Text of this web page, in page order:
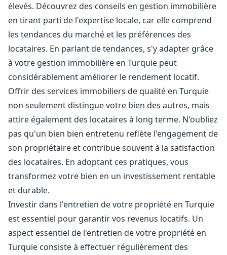
élevés. Découvrez des conseils en gestion immobilière
en tirant parti de l'expertise locale, car elle comprend
les tendances du marché et les préférences des
locataires. En parlant de tendances, s'y adapter grâce
à votre gestion immobilière en Turquie peut
considérablement améliorer le rendement locatif.
Offrir des services immobiliers de qualité en Turquie
non seulement distingue votre bien des autres, mais
attire également des locataires à long terme. N'oubliez
pas qu'un bien bien entretenu reflète l'engagement de
son propriétaire et contribue souvent à la satisfaction
des locataires. En adoptant ces pratiques, vous
transformez votre bien en un investissement rentable
et durable.
Investir dans l'entretien de votre propriété en Turquie
est essentiel pour garantir vos revenus locatifs. Un
aspect essentiel de l'entretien de votre propriété en
Turquie consiste à effectuer régulièrement des